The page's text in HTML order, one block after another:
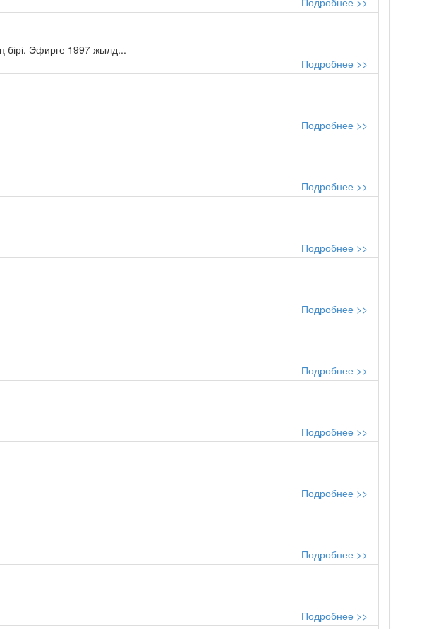
бірі. Эфирге 1997 жылд...
Подробнее >>
Подробнее >>
Подробнее >>
Подробнее >>
Подробнее >>
Подробнее >>
Подробнее >>
Подробнее >>
Подробнее >>
Подробнее >>